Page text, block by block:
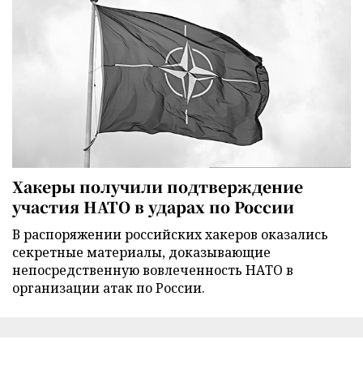
Хакеры получили подтверждение
участия НАТО в ударах по России
В распоряжении российских хакеров оказались
секретные материалы, доказывающие
непосредственную вовлеченность НАТО в
организации атак по России.